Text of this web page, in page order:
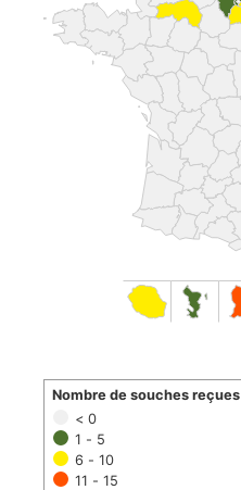
< 0
1 - 5
6 - 10
11 - 15
Nombre de souches reçues